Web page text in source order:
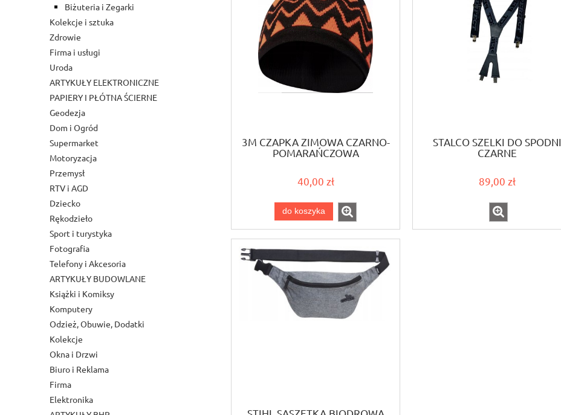
Biżuteria i Zegarki
Kolekcje i sztuka
Zdrowie
Firma i usługi
Uroda
ARTYKUŁY ELEKTRONICZNE
PAPIERY I PŁÓTNA ŚCIERNE
Geodezja
Dom i Ogród
Supermarket
Motoryzacja
Przemysł
RTV i AGD
Dziecko
Rękodzieło
Sport i turystyka
Fotografia
Telefony i Akcesoria
ARTYKUŁY BUDOWLANE
Książki i Komiksy
Komputery
Odzież, Obuwie, Dodatki
Kolekcje
Okna i Drzwi
Biuro i Reklama
Firma
Elektronika
3M CZAPKA ZIMOWA CZARNO-
POMARAŃCZOWA
40,00 zł
do koszyka
STALCO SZELKI DO SPODNI
CZARNE
89,00 zł